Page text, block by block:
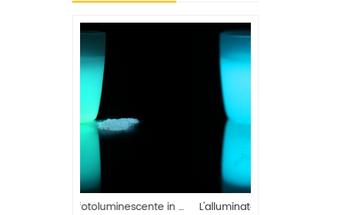
L'alluminato di stronzio blu-verde all'ingrosso si illumina nella polvere scura